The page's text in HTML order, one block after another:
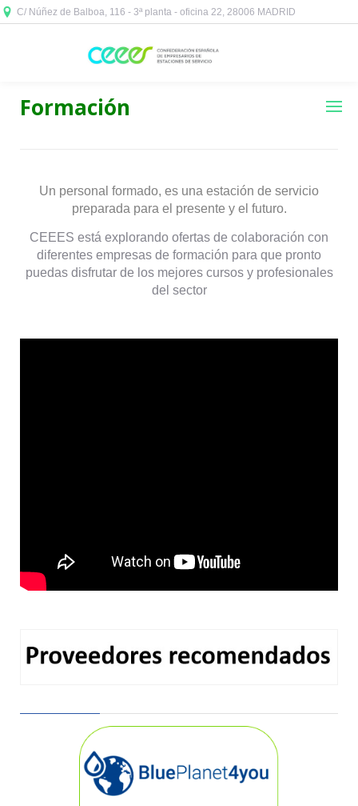
C/ Núñez de Balboa, 116 - 3ª planta - oficina 22, 28006 MADRID
Formación
Un personal formado, es una estación de servicio
preparada para el presente y el futuro.
CEEES está explorando ofertas de colaboración con
diferentes empresas de formación para que pronto
puedas disfrutar de los mejores cursos y profesionales
del sector